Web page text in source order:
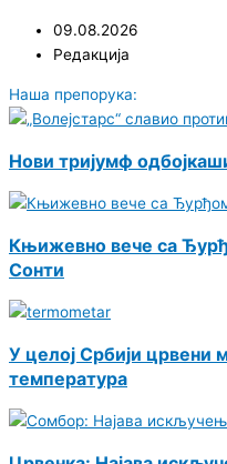
09.08.2026
Редакција
Наша препорука:
Нови тријумф
Књижевно вече са
Сонти
У целој Србији црвени
температура